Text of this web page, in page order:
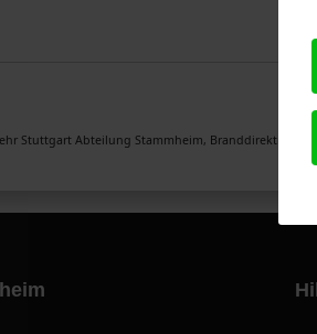
Stuttgart Abteilung Stammheim, Branddirektion